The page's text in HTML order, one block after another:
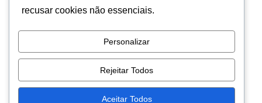
Organizadores
Seminovos
recusar cookies não essenciais.
Personalizar
Rejeitar Todos
Aceitar Todos